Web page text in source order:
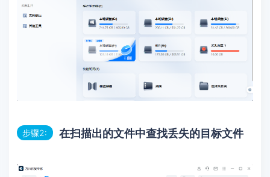
步骤2: 在扫描出的文件中查找丢失的目标文件